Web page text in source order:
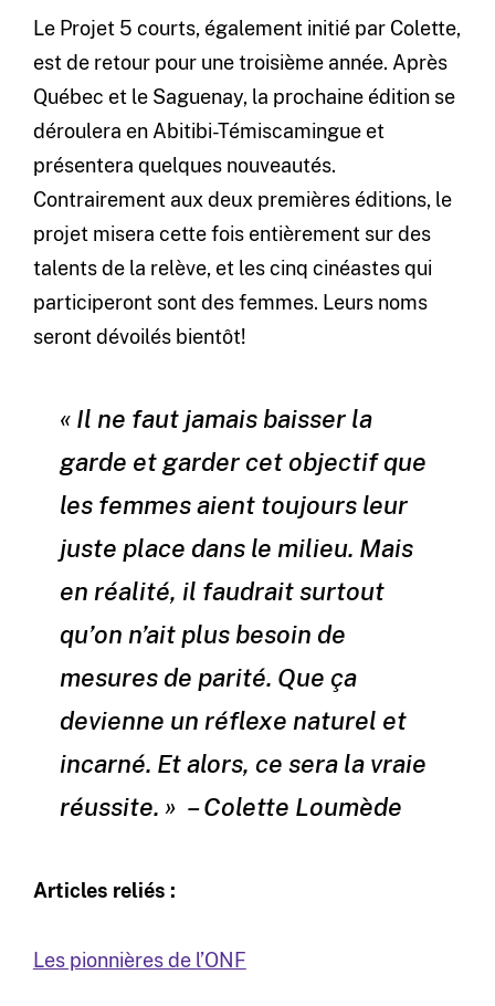
Le Projet 5 courts, également initié par Colette,
est de retour pour une troisième année. Après
Québec et le Saguenay, la prochaine édition se
déroulera en Abitibi-Témiscamingue et
présentera quelques nouveautés.
Contrairement aux deux premières éditions, le
projet misera cette fois entièrement sur des
talents de la relève, et les cinq cinéastes qui
participeront sont des femmes. Leurs noms
seront dévoilés bientôt!
« Il ne faut jamais baisser la
garde et garder cet objectif que
les femmes aient toujours leur
juste place dans le milieu. Mais
en réalité, il faudrait surtout
qu’on n’ait plus besoin de
mesures de parité. Que ça
devienne un réflexe naturel et
incarné. Et alors, ce sera la vraie
réussite. » – Colette Loumède
Articles reliés :
Les pionnières de l’ONF